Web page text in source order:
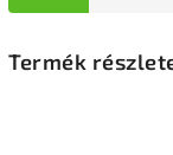
Termék